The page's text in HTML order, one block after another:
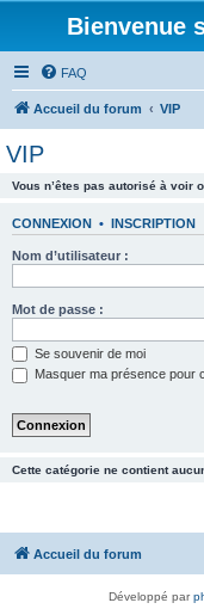
Bienvenue
FAQ
Accueil du forum VIP
VIP
Vous n’êtes pas autorisé à voir
CONNEXION • INSCRIPTION
Nom d’utilisateur :
Mot de passe :
Se souvenir de moi
Masquer ma présence pour
Cette catégorie ne contient
Accueil du forum
Développé par